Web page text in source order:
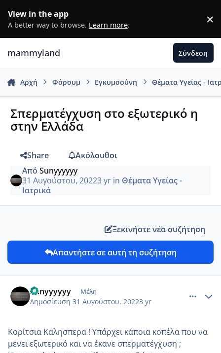
View in the app
A better way to browse. Learn more. ×
mammyland Σύνδεση
Αρχή Φόρουμ Εγκυμοσύνη Θέματα Υγείας -
Σπερματέγχυση στο εξωτερικό η
στην Ελλάδα
Share
Ακόλουθοι
Από Sunyyyyyy
31 Αυγούστου, 20223 yrin Θέματα Υγείας -
Ιατρικά
Ξεκινήστε νέα συζήτηση
Απαντήστε σε αυτή τη συζήτηση
Sunyyyyyy Μέλη
Δημοσίευση 31 Αυγούστου, 20223 yr
Κορίτσια Καλησπερα ! Υπάρχει κάποια κοπέλα που να
μενει εξωτερικό και να έκανε σπερματέγχυση ;